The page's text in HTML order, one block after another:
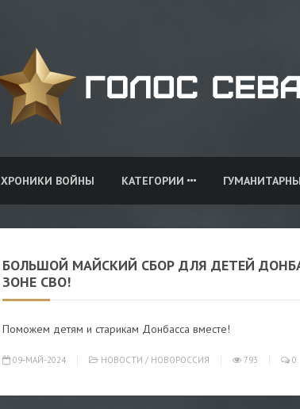
ХРОНИКИ ВОЙНЫ КАТЕГОРИИ
БОЛЬШОЙ МАЙСКИЙ СБОР ДЛЯ ДЕТЕЙ
ЗОНЕ СВО!
Поможем детям и старикам Донбасса вместе!
09-МАЙ-2024 НОВОСТИ / НОВОРОССИЯ 793 0